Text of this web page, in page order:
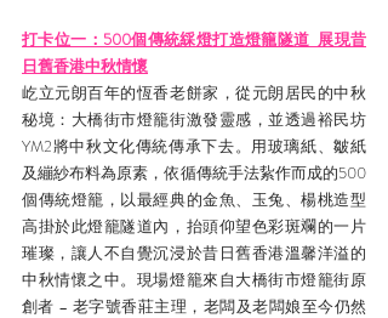
打卡位一：500個傳統綵燈打造燈籠隧道  展現昔
日舊香港中秋情懷
屹立元朗百年的恆香老餅家，從元朗居民的中秋
秘境：大橋街市燈籠街激發靈感，並透過裕民坊
YM2將中秋文化傳統傳承下去。用玻璃紙、皺紙
及繃紗布料為原素，依循傳統手法紥作而成的500
個傳統燈籠，以最經典的金魚、玉兔、楊桃造型
高掛於此燈籠隧道內，抬頭仰望色彩斑斕的一片
璀璨，讓人不自覺沉浸於昔日舊香港溫馨洋溢的
中秋情懷之中。現場燈籠來自大橋街市燈籠街原
創者 – 老字號香莊主理，老闆及老闆娘至今仍然